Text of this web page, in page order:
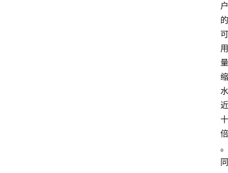
户
的
可
用
量
缩
水
近
十
倍
。
同